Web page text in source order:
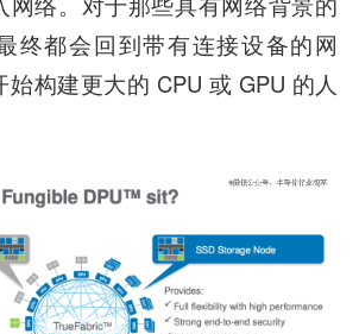
终都会回到带有连接设备的网
构建更大的 CPU 或 GPU 的人